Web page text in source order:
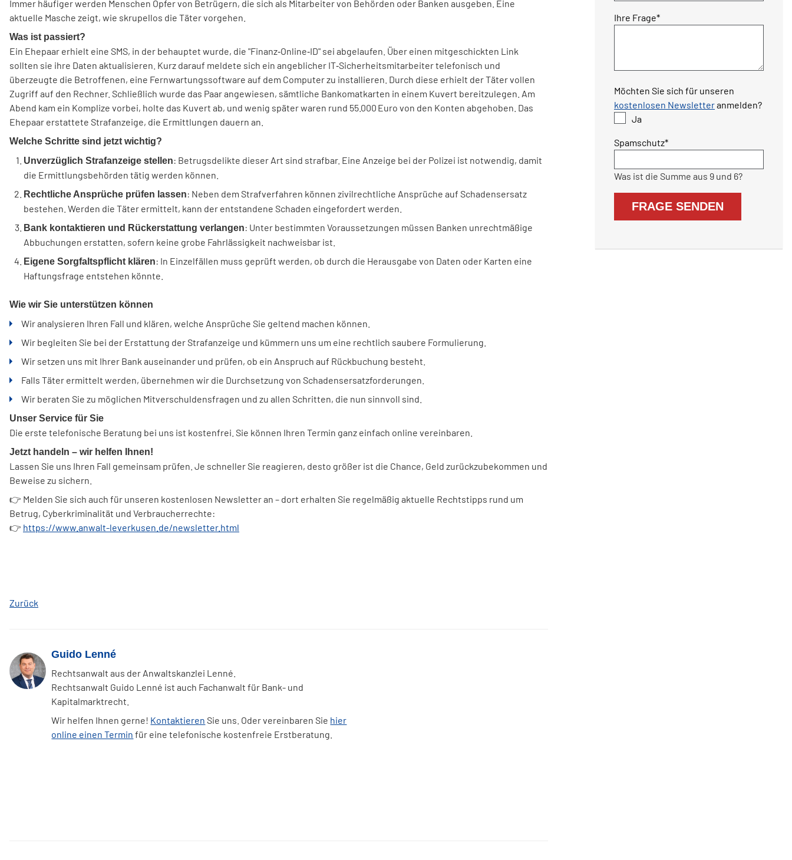
Immer häufiger werden Menschen Opfer von Betrügern, die sich als Mitarbeiter von Behörden oder Banken ausgeben. Eine
aktuelle Masche zeigt, wie skrupellos die Täter vorgehen.
Was ist passiert?
Ein Ehepaar erhielt eine SMS, in der behauptet wurde, die "Finanz‑Online‑ID" sei abgelaufen. Über einen mitgeschickten Link
sollten sie ihre Daten aktualisieren. Kurz darauf meldete sich ein angeblicher IT‑Sicherheitsmitarbeiter telefonisch und
überzeugte die Betroffenen, eine Fernwartungssoftware auf dem Computer zu installieren. Durch diese erhielt der Täter vollen
Zugriff auf den Rechner. Schließlich wurde das Paar angewiesen, sämtliche Bankomatkarten in einem Kuvert bereitzulegen. Am
Abend kam ein Komplize vorbei, holte das Kuvert ab, und wenig später waren rund 55.000 Euro von den Konten abgehoben. Das
Ehepaar erstattete Strafanzeige, die Ermittlungen dauern an.
Welche Schritte sind jetzt wichtig?
Unverzüglich Strafanzeige stellen: Betrugsdelikte dieser Art sind strafbar. Eine Anzeige bei der Polizei ist notwendig, damit
die Ermittlungsbehörden tätig werden können.
Rechtliche Ansprüche prüfen lassen: Neben dem Strafverfahren können zivilrechtliche Ansprüche auf Schadensersatz
bestehen. Werden die Täter ermittelt, kann der entstandene Schaden eingefordert werden.
Bank kontaktieren und Rückerstattung verlangen: Unter bestimmten Voraussetzungen müssen Banken unrechtmäßige
Abbuchungen erstatten, sofern keine grobe Fahrlässigkeit nachweisbar ist.
Eigene Sorgfaltspflicht klären: In Einzelfällen muss geprüft werden, ob durch die Herausgabe von Daten oder Karten eine
Haftungsfrage entstehen könnte.
Wie wir Sie unterstützen können
Wir analysieren Ihren Fall und klären, welche Ansprüche Sie geltend machen können.
Wir begleiten Sie bei der Erstattung der Strafanzeige und kümmern uns um eine rechtlich saubere Formulierung.
Wir setzen uns mit Ihrer Bank auseinander und prüfen, ob ein Anspruch auf Rückbuchung besteht.
Falls Täter ermittelt werden, übernehmen wir die Durchsetzung von Schadensersatzforderungen.
Wir beraten Sie zu möglichen Mitverschuldensfragen und zu allen Schritten, die nun sinnvoll sind.
Unser Service für Sie
Die erste telefonische Beratung bei uns ist kostenfrei. Sie können Ihren Termin ganz einfach online vereinbaren.
Jetzt handeln – wir helfen Ihnen!
Lassen Sie uns Ihren Fall gemeinsam prüfen. Je schneller Sie reagieren, desto größer ist die Chance, Geld zurückzubekommen und
Beweise zu sichern.
👉 Melden Sie sich auch für unseren kostenlosen Newsletter an – dort erhalten Sie regelmäßig aktuelle Rechtstipps rund um
Betrug, Cyberkriminalität und Verbraucherrechte:
👉 https://www.anwalt-leverkusen.de/newsletter.html
Zurück
Guido Lenné
Rechtsanwalt aus der Anwaltskanzlei Lenné.
Rechtsanwalt Guido Lenné ist auch Fachanwalt für Bank- und
Kapitalmarktrecht.
Wir helfen Ihnen gerne! Kontaktieren Sie uns. Oder vereinbaren Sie hier
online einen Termin für eine telefonische kostenfreie Erstberatung.
Pflichtfeld
Ihre Frage*
Möchten Sie sich für unseren
kostenlosen Newsletteranmelden?
Ja
Pflichtfeld
Spamschutz*
Was ist die Summe aus 9 und 6?
FRAGE SENDEN